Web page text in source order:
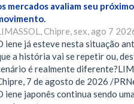
mercados avaliam seu próximo
Chipre, sex, ago 7
iene já esteve nesta situação
a história vai se repetir ou,
é realmente
7 de agosto de 2026 /
iene japonês continua sendo